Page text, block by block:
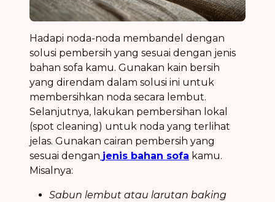
Hadapi noda-noda membandel dengan
solusi pembersih yang sesuai dengan jenis
bahan sofa kamu. Gunakan kain bersih
yang direndam dalam solusi ini untuk
membersihkan noda secara lembut.
Selanjutnya, lakukan pembersihan lokal
(spot cleaning) untuk noda yang terlihat
jelas. Gunakan cairan pembersih yang
sesuai dengan jenis bahan sofa kamu.
Misalnya:
Sabun lembut atau larutan baking